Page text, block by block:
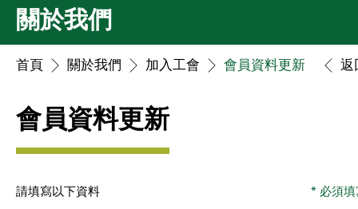
關於我們
首頁 關於我們 加入工會 會員資料更新 返
會員資料更新
請填寫以下資料 * 必須